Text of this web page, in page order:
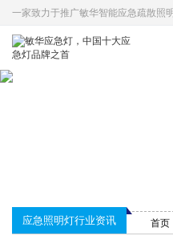
一家致力于推广敏华智能应急疏散照
应急照明灯行业资讯 首页